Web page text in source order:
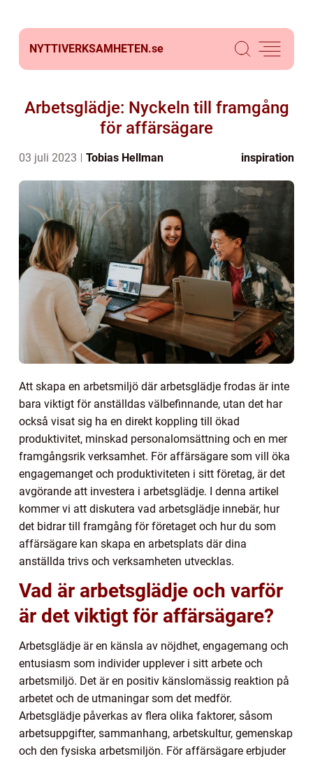
NYTTIVERKSAMHETEN.se
Arbetsglädje: Nyckeln till framgång
för affärsägare
03 juli 2023 Tobias Hellman inspiration
Att skapa en arbetsmiljö där arbetsglädje frodas är inte
bara viktigt för anställdas välbefinnande, utan det har
också visat sig ha en direkt koppling till ökad
produktivitet, minskad personalomsättning och en mer
framgångsrik verksamhet. För affärsägare som vill öka
engagemanget och produktiviteten i sitt företag, är det
avgörande att investera i arbetsglädje. I denna artikel
kommer vi att diskutera vad arbetsglädje innebär, hur
det bidrar till framgång för företaget och hur du som
affärsägare kan skapa en arbetsplats där dina
anställda trivs och verksamheten utvecklas.
Vad är arbetsglädje och varför
är det viktigt för affärsägare?
Arbetsglädje är en känsla av nöjdhet, engagemang och
entusiasm som individer upplever i sitt arbete och
arbetsmiljö. Det är en positiv känslomässig reaktion på
arbetet och de utmaningar som det medför.
Arbetsglädje påverkas av flera olika faktorer, såsom
arbetsuppgifter, sammanhang, arbetskultur, gemenskap
och den fysiska arbetsmiljön. För affärsägare erbjuder